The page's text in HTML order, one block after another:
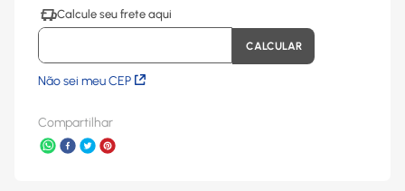
Não sei meu CEP
Compartilhar